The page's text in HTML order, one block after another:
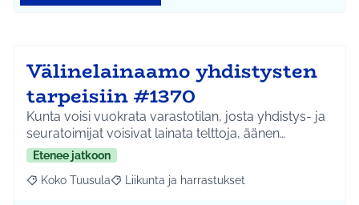
Välinelainaamo yhdistysten
tarpeisiin #1370
Kunta voisi vuokrata varastotilan, josta yhdistys- ja
seuratoimijat voisivat lainata telttoja, äänen…
Etenee jatkoon
Rajaa tulokset aihepiirin mukaan: Koko Tuusula
Koko Tuusula Rajaa tulokset teeman mukaan: Liikunta ja
Liikunta ja harrastukset